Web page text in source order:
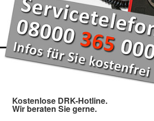
Kostenlose DRK-Hotline.
Wir beraten Sie gerne.